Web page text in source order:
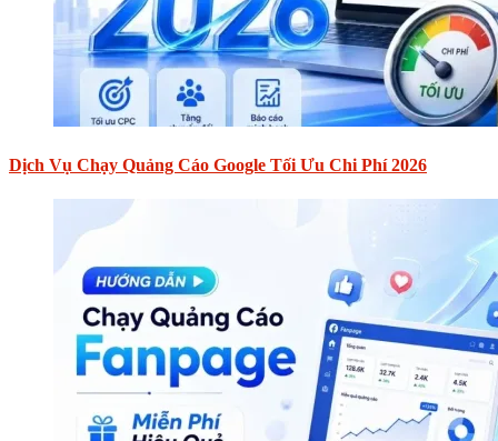
Dịch Vụ Chạy Quảng Cáo Google Tối Ưu Chi Phí 2026